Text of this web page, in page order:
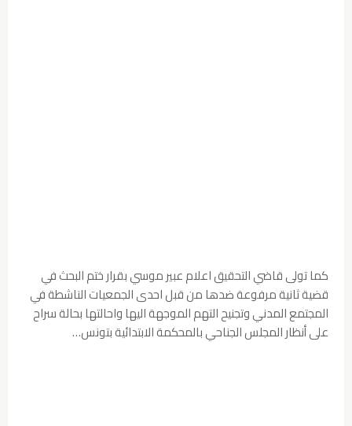
كما تولى قاضي التحقيق اعلام عبير موسي بقرار ختم البحث في
قضية ثانية مرفوعة ضدها من قبل احدى الجمعيات الناشطة في
المجتمع المدني وتجنيح التهم الموجهة اليها واحالتها بحالة سراح
على أنظار المجلس الجناحي بالمحكمة الابتدائية بتونس…